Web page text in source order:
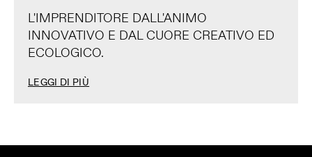
L'IMPRENDITORE DALL'ANIMO
INNOVATIVO E DAL CUORE CREATIVO ED
ECOLOGICO.
LEGGI DI PIÙ